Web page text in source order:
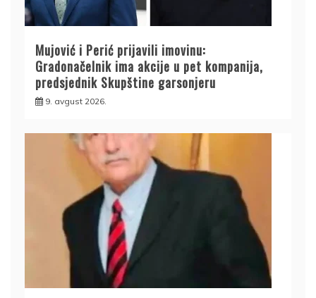
Mujović i Perić prijavili imovinu:
Gradonačelnik ima akcije u pet kompanija,
predsjednik Skupštine garsonjeru
9. avgust 2026.